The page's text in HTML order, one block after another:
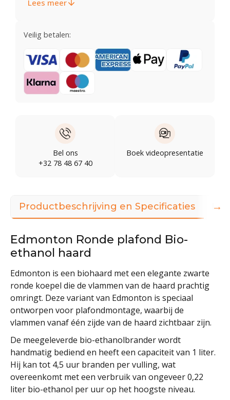
Lees meer
Veilig betalen:
Bel ons
+32 78 48 67 40
Boek videopresentatie
Productbeschrijving en Specificaties
Edmonton Ronde plafond Bio-
ethanol haard
Edmonton is een biohaard met een elegante zwarte
ronde koepel die de vlammen van de haard prachtig
omringt. Deze variant van Edmonton is speciaal
ontworpen voor plafondmontage, waarbij de
vlammen vanaf één zijde van de haard zichtbaar zijn.
De meegeleverde bio-ethanolbrander wordt
handmatig bediend en heeft een capaciteit van 1 liter.
Hij kan tot 4,5 uur branden per vulling, wat
overeenkomt met een verbruik van ongeveer 0,22
liter bio-ethanol per uur op het hoogste niveau.
→